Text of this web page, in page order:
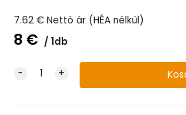
7.62€ Nettó ár (HÉA nélkül)
8 € 1db